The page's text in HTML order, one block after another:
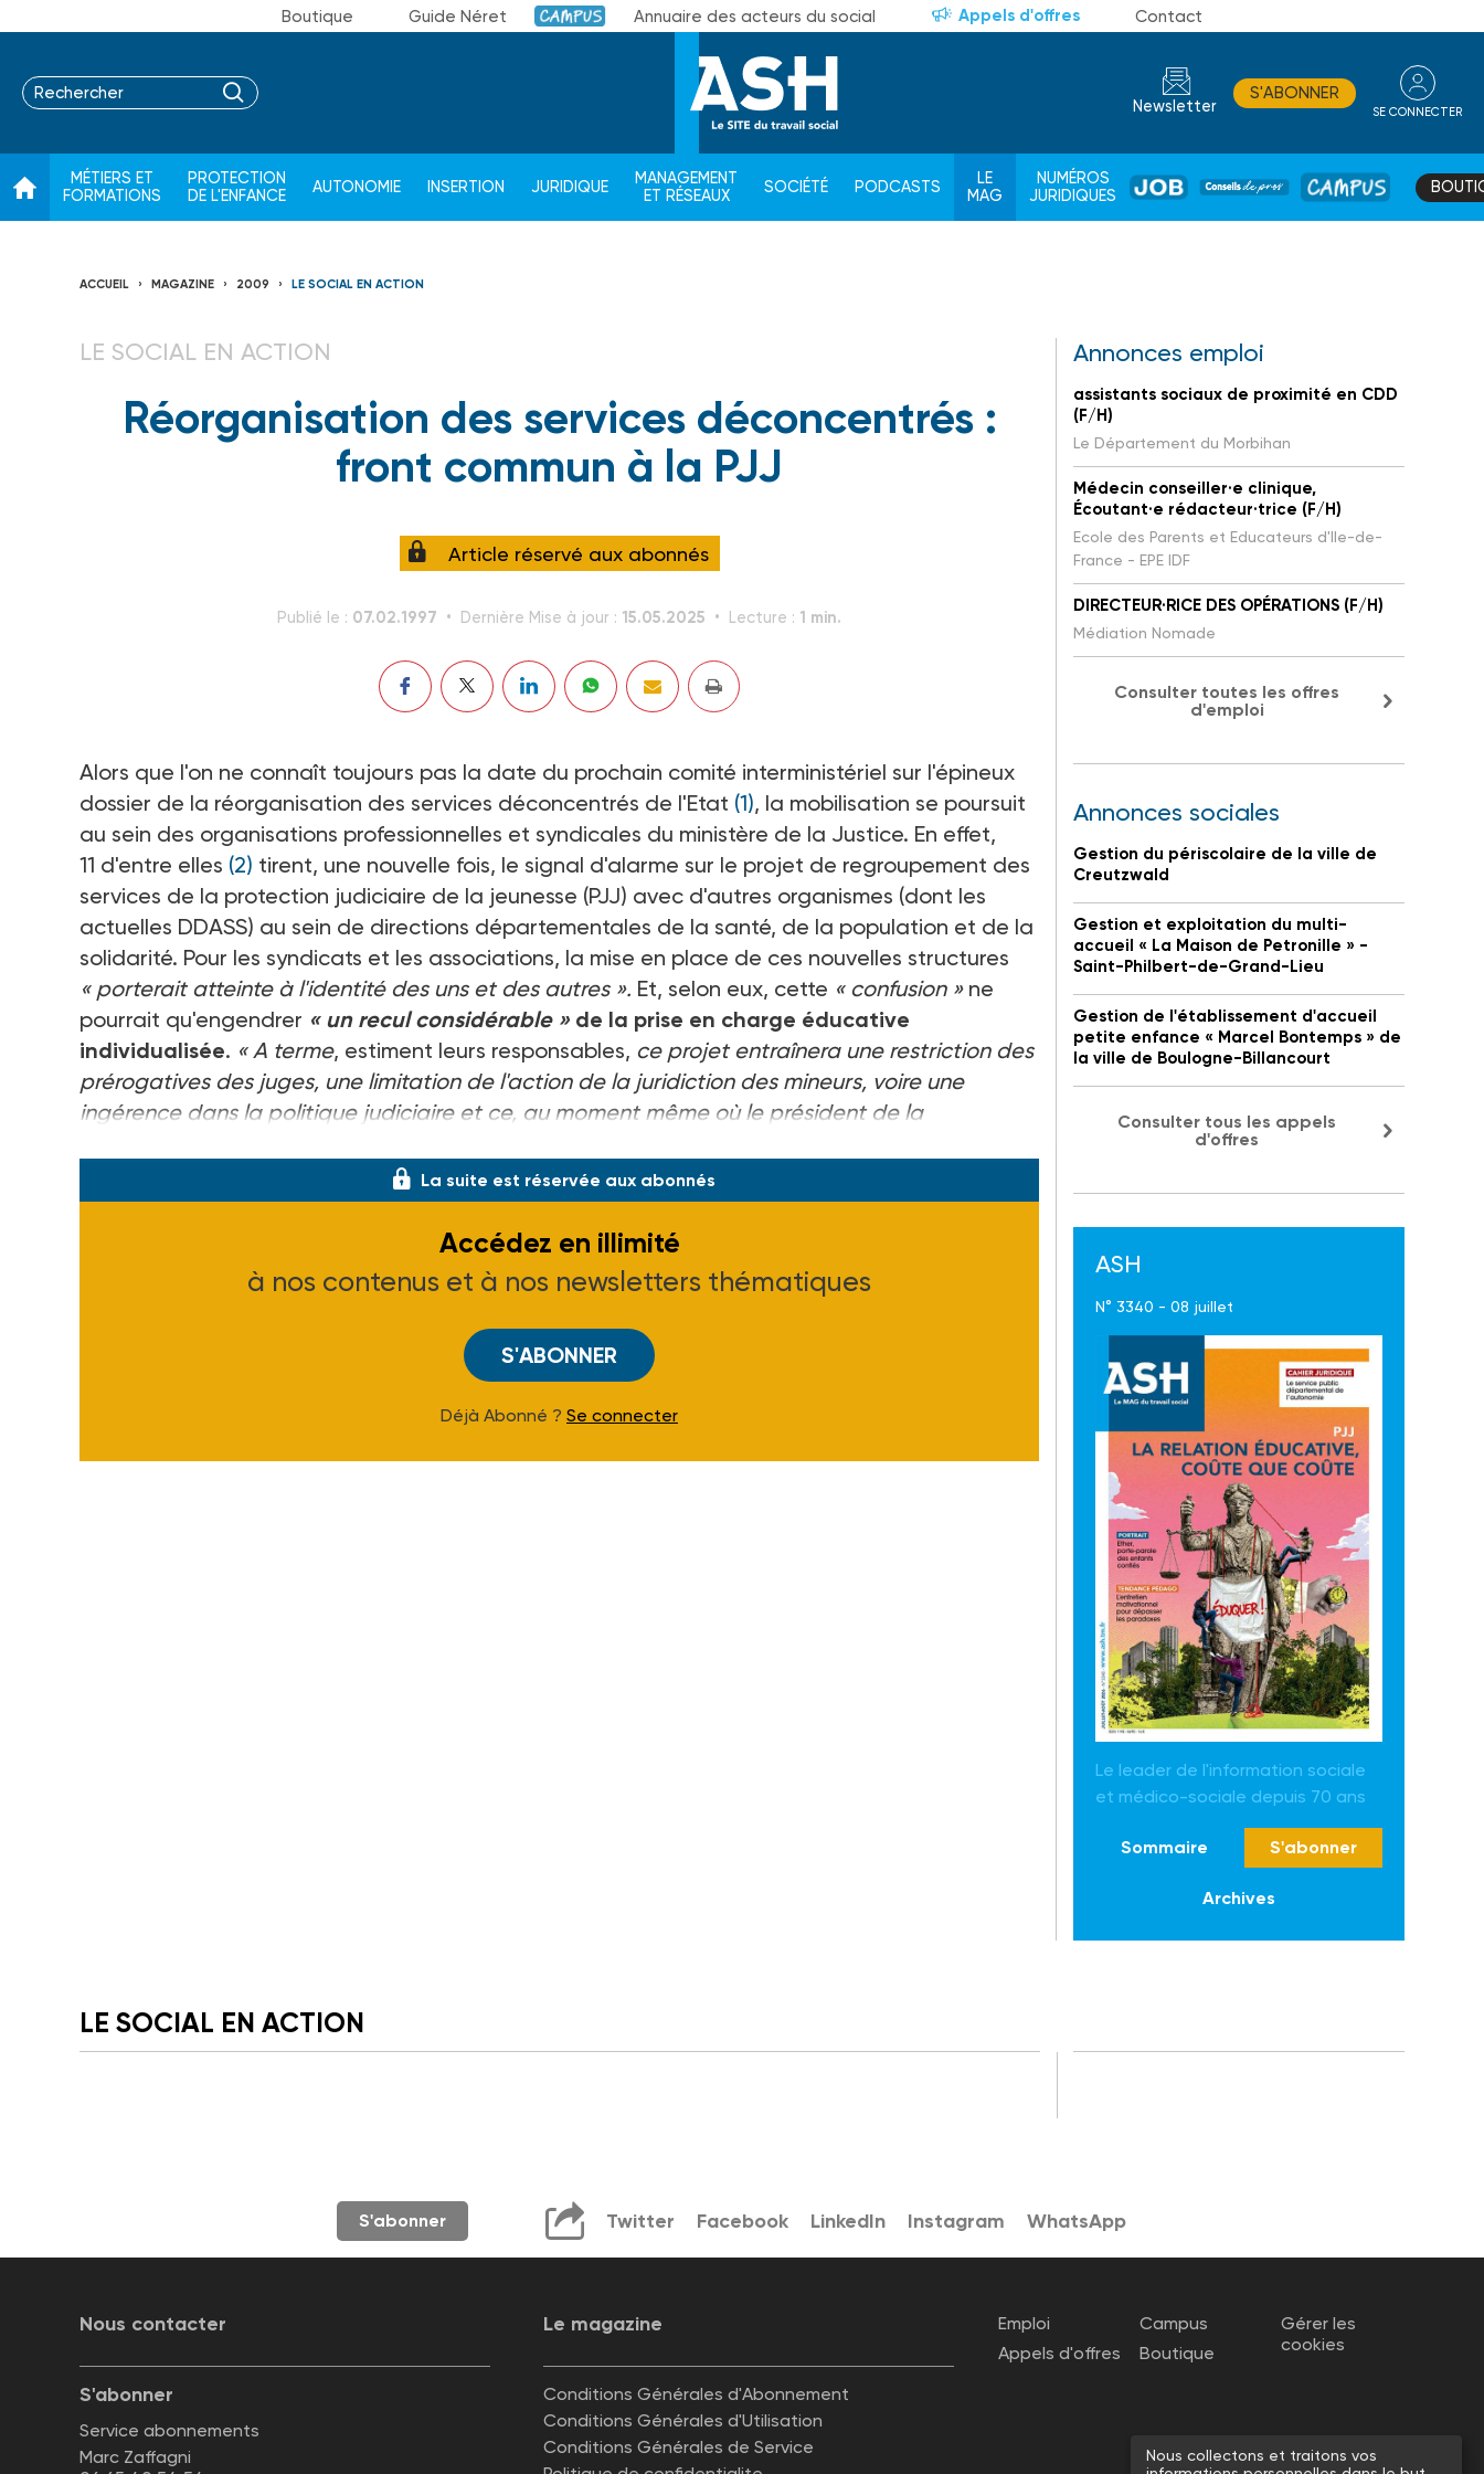
Boutique Guide Néret Campus Annuaire des acteurs du social Appels d'offres Contact
Newsletter
S'ABONNER
SE CONNECTER
MÉTIERS ET
FORMATIONS
PROTECTION
DE L'ENFANCE
AUTONOMIE INSERTION JURIDIQUE
MANAGEMENT
ET RÉSEAUX
SOCIÉTÉ PODCASTS
LE
MAG
NUMÉROS
JURIDIQUES
JOB
DE
CAMPUS
ACCUEIL MAGAZINE 2009 LE SOCIAL EN ACTION
LE SOCIAL EN ACTION
Réorganisation des services déconcentrés :
front commun à la PJJ
Article réservé aux abonnés
Publié le : 07.02.1997 Dernière Mise à jour : 15.05.2025 Lecture : 1 min.
Alors que l'on ne connaît toujours pas la date du prochain comité interministériel sur l'épineux
dossier de la réorganisation des services déconcentrés de l'Etat (1), la mobilisation se poursuit
au sein des organisations professionnelles et syndicales du ministère de la Justice. En effet,
11 d'entre elles (2) tirent, une nouvelle fois, le signal d'alarme sur le projet de regroupement des
services de la protection judiciaire de la jeunesse (PJJ) avec d'autres organismes (dont les
actuelles DDASS) au sein de directions départementales de la santé, de la population et de la
solidarité. Pour les syndicats et les associations, la mise en place de ces nouvelles structures
« porterait atteinte à l'identité des uns et des autres ». Et, selon eux, cette « confusion »ne
pourrait qu'engendrer « un recul considérable » de la prise en charge éducative
individualisée. « A terme, estiment leurs responsables, ce projet entraînera une restriction des
prérogatives des juges, une limitation de l'action de la juridiction des mineurs, voire une
ingérence dans la politique judiciaire et ce, au moment même où le président de la
La suite est réservée aux abonnés
Accédez en illimité
à nos contenus et à nos newsletters thématiques
S'ABONNER
Déjà Abonné ? Se connecter
Annonces emploi
assistants sociaux de proximité en CDD
(F/H)
Le Département du Morbihan
Médecin conseiller·e clinique,
Écoutant·e rédacteur·trice (F/H)
Ecole des Parents et Educateurs d'Ile-de-
France - EPE IDF
DIRECTEUR·RICE DES OPÉRATIONS (F/H)
Médiation Nomade
Consulter toutes les offres
d'emploi
Annonces sociales
Gestion du périscolaire de la ville de
Creutzwald
Gestion et exploitation du multi-
accueil « La Maison de Petronille » -
Saint-Philbert-de-Grand-Lieu
Gestion de l'établissement d'accueil
petite enfance « Marcel Bontemps » de
la ville de Boulogne-Billancourt
Consulter tous les appels
d'offres
ASH
N° 3340 - 08 juillet
Le leader de l'information sociale
et médico-sociale depuis 70 ans
Sommaire S'abonner
Archives
LE SOCIAL EN ACTION
S'abonner Twitter Facebook LinkedIn Instagram WhatsApp
Nous contacter Le magazine
S'abonner
Service abonnements
Marc Zaffagni
Conditions Générales d'Abonnement
Conditions Générales d'Utilisation
Conditions Générales de Service
Emploi
Appels d'offres
Campus
Boutique
Gérer les
cookies
Nous collectons et traitons vos